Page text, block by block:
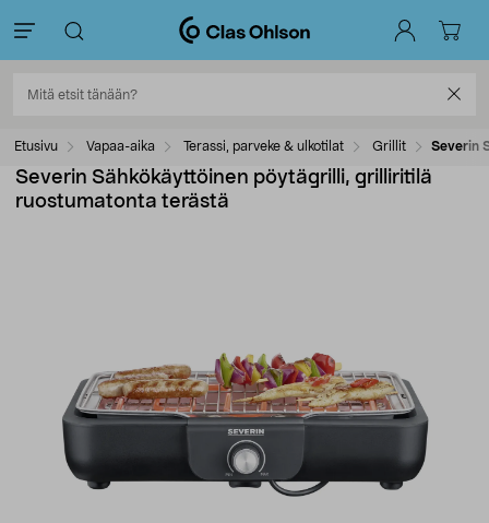
Etusivu Vapaa-aika Terassi, parveke & ulkotilat Grillit Severin
Severin Sähkökäyttöinen pöytägrilli, grilliritilä
ruostumatonta terästä